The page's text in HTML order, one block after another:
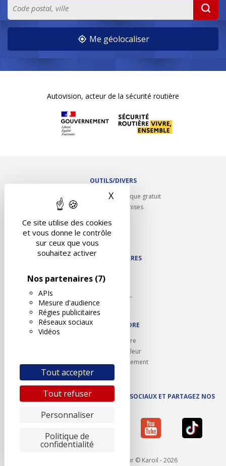
Ce site utilise des cookies
et vous donne le contrôle
sur ceux que vous
souhaitez activer
Nos partenaires (7)
APIs
Mesure d'audience
Régies publicitaires
Réseaux sociaux
Vidéos
Tout accepter
Tout refuser
Personnaliser
Politique de
confidentialité
X Masquer le bandeau des
Me géolocaliser
Autovision, acteur de la sécurité routière
OUTILS/DIVERS
Rappel contrôle technique gratuit
Partenariats/Remises
Contact
NOS PARTENAIRES
Autodidact
Karoil
Autovision PL
Motovision
NOUS REJOINDRE
Ouvrir un centre
Devenez contrôleur
Carrières et recrutement
SUIVEZ AUTOVISION SUR LES RÉSEAUX SOCIAUX ET PARTAGEZ NOS
- Réalisé par © Karoil - 2026